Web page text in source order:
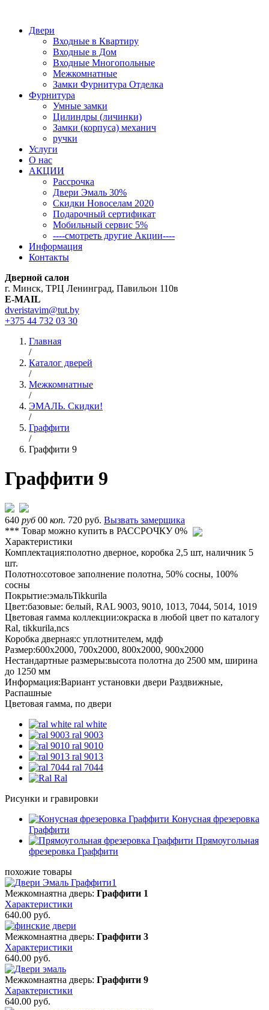
Двери
Входные в Квартиру
Входные в Дом
Входные Многопольные
Межкомнатные
Замки Фурнитура Отделка
Фурнитура
Умные замки
Цилиндры (личинки)
Замки (корпуса) механич
ручки
Услуги
О нас
АКЦИИ
Рассрочка
Двери Эмаль 30%
Скидки Новоселам 2020
Подарочный сертификат
Мобильный сервис 5%
----смотреть другие Акции----
Информация
Контакты
Дверной салон
г. Минск, ТРЦ Ленинград, Павильон 110в
E-MAIL
dveristavim@tut.by
+375 44 732 03 30
Главная
/
Каталог дверей
/
Межкомнатные
/
ЭМАЛЬ. Скидки!
/
Граффити
/
Граффити 9
Граффити 9
640 руб00 коп. 720 руб. Вызвать замерщика
*** Товар можно купить в РАССРОЧКУ 0%
Характеристики
Комплектация:полотно дверное, коробка 2,5 шт, наличник 5
шт.
Полотно:сотовое заполнение полотна, 50% сосны, 100%
сосны
Покрытие:эмальTikkurila
Цвет:базовые: белый, RAL 9003, 9010, 1013, 7044, 5014, 1019
Цветовая гамма коллекции:окраска в любой цвет по каталогу
Ral, tikkurila,ncs
Коробка дверная:с уплотнителем, мдф
Размер:600х2000, 700х2000, 800х2000, 900х2000
Нестандартные размеры:высота полотна до 2500 мм, ширина
до 1250 мм
Информация:Вариант установки двери Раздвижные,
Распашные
Цветовая гамма, по двери
ral white
ral 9003
ral 9010
ral 9013
ral 7044
Ral
Рисунки и гравировки
Конусная фрезеровка
Граффити
Прямоугольная
фрезеровка Граффити
похожие товары
Межкомнаятна дверь: Граффити 1
Характеристики
640.00 руб.
Межкомнаятна дверь: Граффити 3
Характеристики
640.00 руб.
Межкомнаятна дверь: Граффити 9
Характеристики
640.00 руб.